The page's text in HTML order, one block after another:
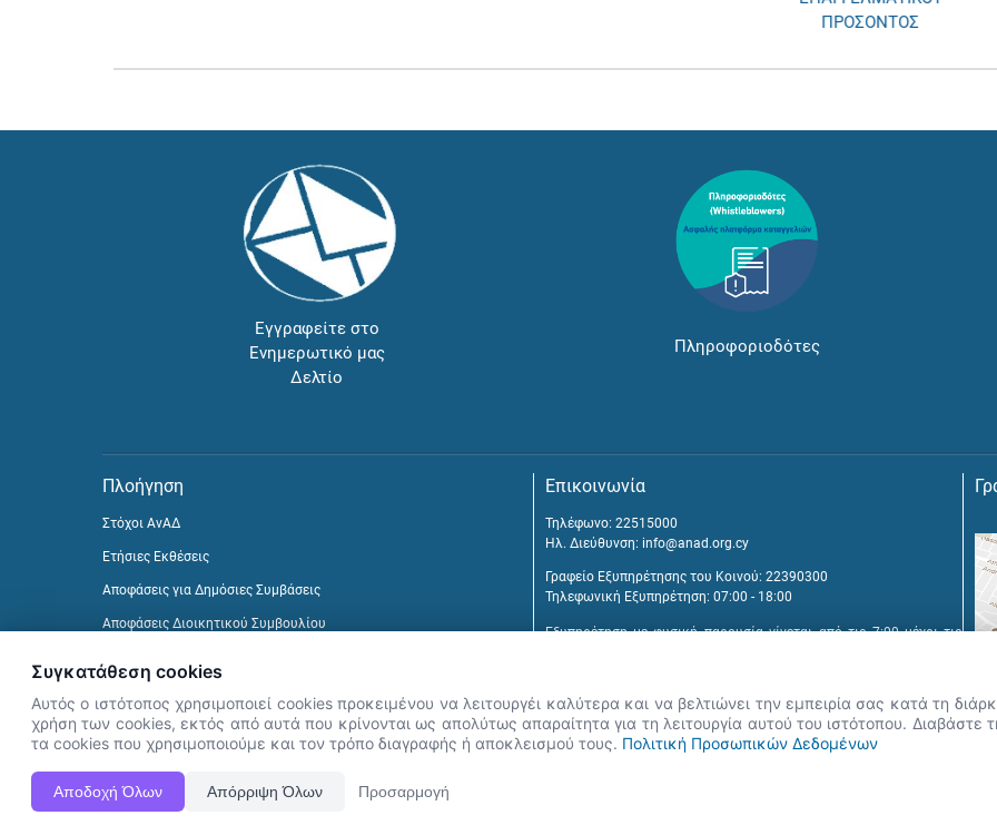
ΠΡΟΣΟΝΤΟΣ
Εγγραφείτε στο
Ενημερωτικό μας
Δελτίο
Πληροφοριοδότες
Πλοήγηση
Στόχοι ΑνΑΔ
Ετήσιες Εκθέσεις
Αποφάσεις για Δημόσιες Συμβάσεις
Αποφάσεις Διοικητικού Συμβουλίου
Επικοινωνία
Τηλέφωνο: 22515000
Ηλ. Διεύθυνση: info@anad.org.cy
Γραφείο Εξυπηρέτησης του Κοινού: 22390300
Τηλεφωνική Εξυπηρέτηση: 07:00 - 18:00
Εξυπηρέτηση με φυσική παρουσία γίνεται από τις 7:00 μέχρι τις
Τ.Θ. 25431, 1392 Λευκωσία, Κύπρος
Η Ιστοσελίδα ΑνΑΔ είναι πλήρως συμβατή με τις νεότερες εκδόσεις, Google Chrome, Mozilla Firefox, Apple Safari καθώς και Internet Explorer.
Συγκατάθεση cookies
Αυτός ο ιστότοπος χρησιμοποιεί cookies προκειμένου να λειτουργέι καλύτερα και να βελτιώνει την εμπειρία σας κατά τη
χρήση των cookies, εκτός από αυτά που κρίνονται ως απολύτως απαραίτητα για τη λειτουργία αυτού του ιστότοπου. Διαβάστε
τα cookies που χρησιμοποιούμε και τον τρόπο διαγραφής ή αποκλεισμού τους. Πολιτική Προσωπικών Δεδομένων
Αποδοχή Όλων Απόρριψη Όλων Προσαρμογή